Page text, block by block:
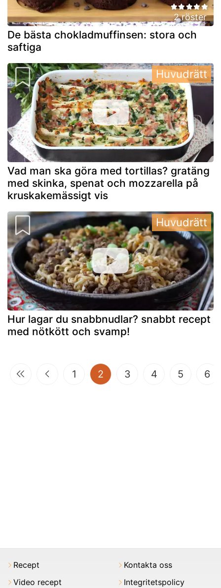
2 röster
De bästa chokladmuffinsen: stora och
saftiga
Vad man ska göra med tortillas? gratäng
med skinka, spenat och mozzarella på
kruskakemässigt vis
Huvudrätt
Hur lagar du snabbnudlar? snabbt recept
med nötkött och svamp!
Huvudrätt
1 2 (current)
3 4 5 6
Recept
Video recept
Kontakta oss
Integritetspolicy